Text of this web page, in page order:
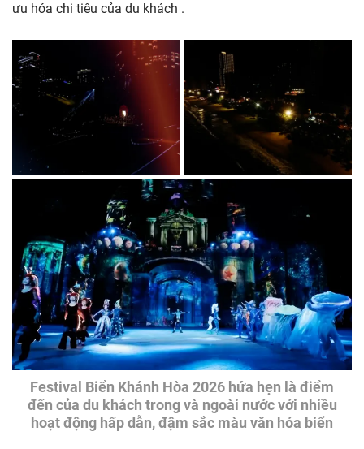
ưu hóa chi tiêu của du khách .
Festival Biển Khánh Hòa 2026 hứa hẹn là điểm
đến của du khách trong và ngoài nước với nhiều
hoạt động hấp dẫn, đậm sắc màu văn hóa biển